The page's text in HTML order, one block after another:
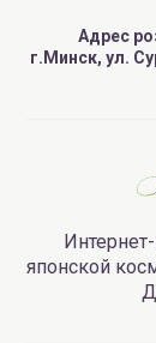
Адрес
г.Минск, ул.
японской